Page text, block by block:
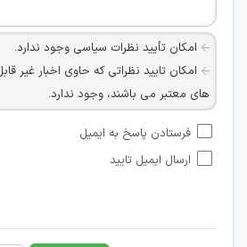
امکان تأیید نظرات سیاسی وجود ندارد.
امکان تایید نظراتی که حاوی اخبار غیر
های معتبر می باشند، وجود ندارد.
شبکه های مجازی ارتباطی می باشند وجود
امکان تأیید نظرات کاربرانی که به هر
هرگونه تحریک، تحقیر و کنایه به سایر
غیر مجاز می باشد.
فرستادن پاسخ به ایمیل
ارسال ایمیل تایید